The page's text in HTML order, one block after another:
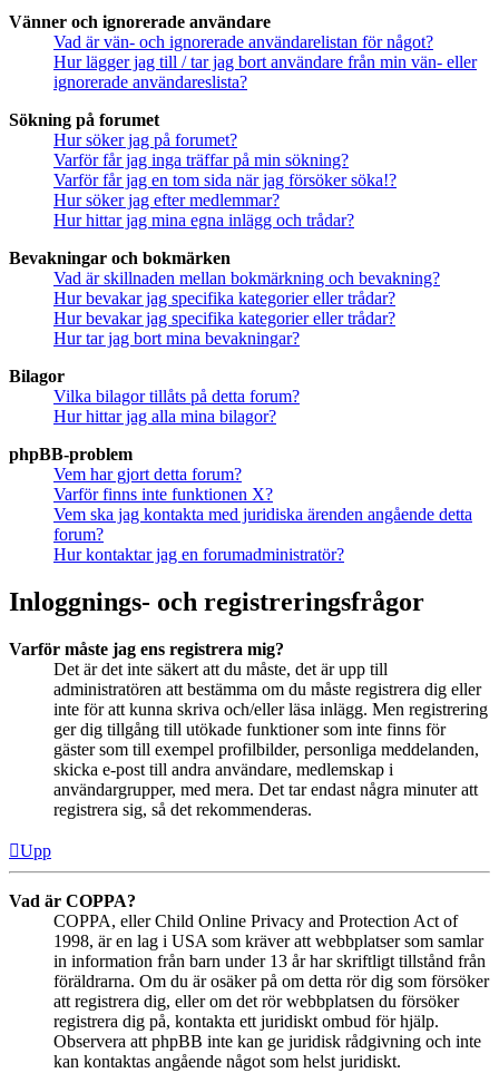
Vänner och ignorerade användare
Vad är vän- och ignorerade användarelistan för något?
Hur lägger jag till / tar jag bort användare från min vän- eller
ignorerade användareslista?
Sökning på forumet
Hur söker jag på forumet?
Varför får jag inga träffar på min sökning?
Varför får jag en tom sida när jag försöker söka!?
Hur söker jag efter medlemmar?
Hur hittar jag mina egna inlägg och trådar?
Bevakningar och bokmärken
Vad är skillnaden mellan bokmärkning och bevakning?
Hur bevakar jag specifika kategorier eller trådar?
Hur bevakar jag specifika kategorier eller trådar?
Hur tar jag bort mina bevakningar?
Bilagor
Vilka bilagor tillåts på detta forum?
Hur hittar jag alla mina bilagor?
phpBB-problem
Vem har gjort detta forum?
Varför finns inte funktionen X?
Vem ska jag kontakta med juridiska ärenden angående detta
forum?
Hur kontaktar jag en forumadministratör?
Inloggnings- och registreringsfrågor
Varför måste jag ens registrera mig?
Det är det inte säkert att du måste, det är upp till
administratören att bestämma om du måste registrera dig eller
inte för att kunna skriva och/eller läsa inlägg. Men registrering
ger dig tillgång till utökade funktioner som inte finns för
gäster som till exempel profilbilder, personliga meddelanden,
skicka e-post till andra användare, medlemskap i
användargrupper, med mera. Det tar endast några minuter att
registrera sig, så det rekommenderas.
Upp
Vad är COPPA?
COPPA, eller Child Online Privacy and Protection Act of
1998, är en lag i USA som kräver att webbplatser som samlar
in information från barn under 13 år har skriftligt tillstånd från
föräldrarna. Om du är osäker på om detta rör dig som försöker
att registrera dig, eller om det rör webbplatsen du försöker
registrera dig på, kontakta ett juridiskt ombud för hjälp.
Observera att phpBB inte kan ge juridisk rådgivning och inte
kan kontaktas angående något som helst juridiskt.